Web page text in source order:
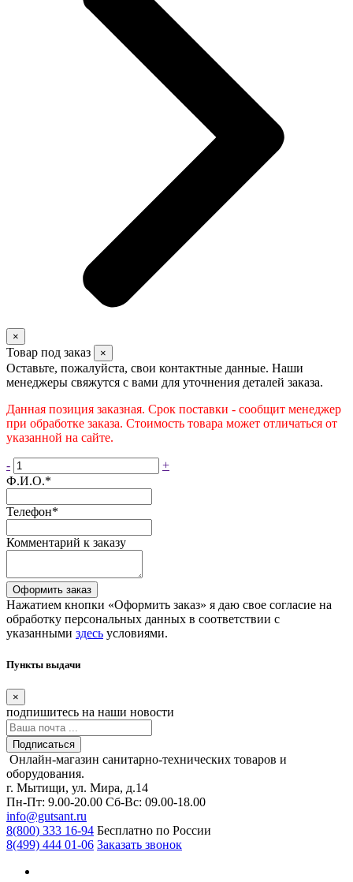
×
Товар под заказ ×
Оставьте, пожалуйста, свои контактные данные. Наши
менеджеры свяжутся с вами для уточнения деталей заказа.
Данная позиция заказная. Срок поставки - сообщит менеджер
при обработке заказа. Стоимость товара может отличаться от
указанной на сайте.
-
+
Ф.И.О.*
Телефон*
Комментарий к заказу
Оформить заказ
Нажатием кнопки «Оформить заказ» я даю свое согласие на
обработку персональных данных в соответствии с
указанными здесь условиями.
Пункты выдачи
×
подпишитесь на наши новости
Подписаться
Онлайн-магазин санитарно-технических товаров и
оборудования.
г. Мытищи, ул. Мира, д.14
Пн-Пт: 9.00-20.00 Сб-Вс: 09.00-18.00
info@gutsant.ru
8(800) 333 16-94 Бесплатно по России
8(499) 444 01-06 Заказать звонок